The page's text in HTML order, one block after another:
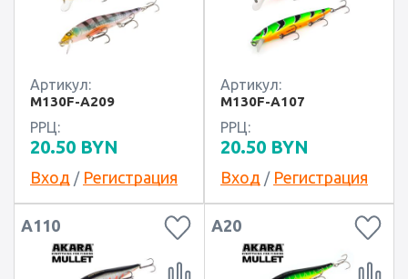
Артикул:
M130F-A209
РРЦ:
20.50 BYN
Вход / Регистрация
Артикул:
M130F-A107
РРЦ:
20.50 BYN
Вход / Регистрация
A110 A20